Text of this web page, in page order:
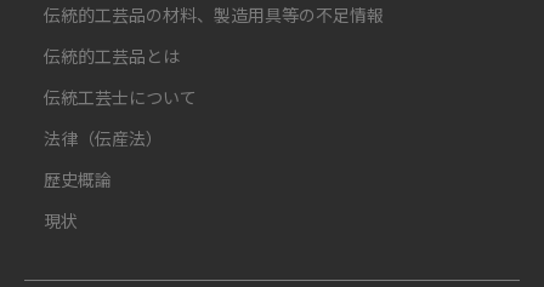
伝統的工芸品の材料、製造用具等の不足情報
伝統的工芸品とは
伝統工芸士について
法律（伝産法）
歴史概論
現状